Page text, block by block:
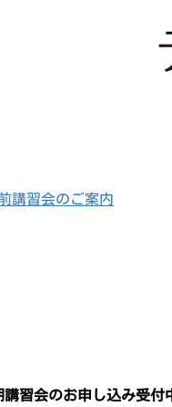
講習会のご案内
講習会のお申し込み受付